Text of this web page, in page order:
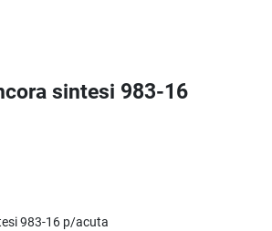
sintesi 983-16
983-16 p/acuta